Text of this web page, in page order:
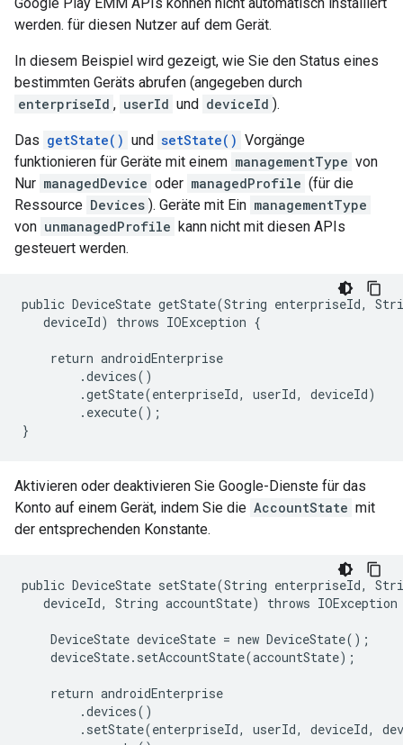
werden. für diesen Nutzer auf dem Gerät.
In diesem Beispiel wird gezeigt, wie Sie den Status eines
bestimmten Geräts abrufen (angegeben durch
enterpriseId , userId und deviceId ).
Das getState() und setState() Vorgänge
funktionieren für Geräte mit einem managementType von
Nur managedDevice oder managedProfile (für die
Ressource Devices ). Geräte mit Ein managementType
von unmanagedProfile kann nicht mit diesen APIs
gesteuert werden.
public DeviceState getState(String enterpriseId,
   deviceId) throws IOException {
    return androidEnterprise
        .devices()
        .getState(enterpriseId, userId, deviceId)
        .execute();
}
Aktivieren oder deaktivieren Sie Google-Dienste für das
Konto auf einem Gerät, indem Sie die AccountState mit
der entsprechenden Konstante.
public DeviceState setState(String enterpriseId,
deviceId, String accountState) throws IOException
    DeviceState deviceState = new DeviceState();
    deviceState.setAccountState(accountState);
    return androidEnterprise
        .devices()
.setState(enterpriseId, userId, deviceId,